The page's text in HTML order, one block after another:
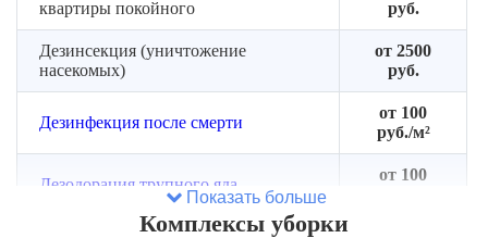
квартиры покойного руб.
Дезинсекция (уничтожение
насекомых)
от 2500
руб.
Дезинфекция после смерти
от 100
руб./м²
Дезодорация трупного яда
от 100
Показать больше
Комплексы уборки